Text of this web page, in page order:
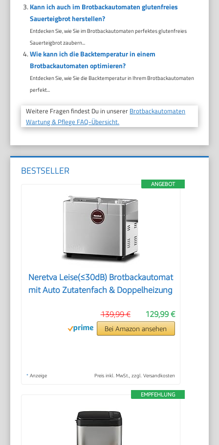
Kann ich auch im Brotbackautomaten glutenfreies
Sauerteigbrot herstellen?
Entdecken Sie, wie Sie im Brotbackautomaten perfektes glutenfreies
Sauerteigbrot zaubern...
Wie kann ich die Backtemperatur in einem
Brotbackautomaten optimieren?
Entdecken Sie, wie Sie die Backtemperatur in Ihrem Brotbackautomaten
perfekt...
Weitere Fragen findest Du in unserer Brotbackautomaten
Wartung & Pflege FAQ-Übersicht.
BESTSELLER
ANGEBOT
Neretva Leise(≤30dB) Brotbackautomat
mit Auto Zutatenfach & Doppelheizung
129,99 €
139,99 €
Bei Amazon ansehen
* Anzeige Preis inkl. MwSt., zzgl. Versandkosten
EMPFEHLUNG